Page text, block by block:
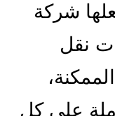
شركة
نقل
على كل